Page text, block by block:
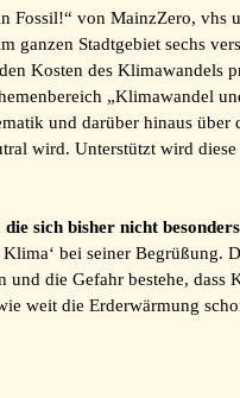
Fossil!“ von MainzZero,
ganzen Stadtgebiet sechs
Kosten des Klimawandels
„Klimawandel
und darüber hinaus
wird. Unterstützt wird
sich bisher nicht
bei seiner Begrüßung.
die Gefahr bestehe, dass
weit die Erderwärmung